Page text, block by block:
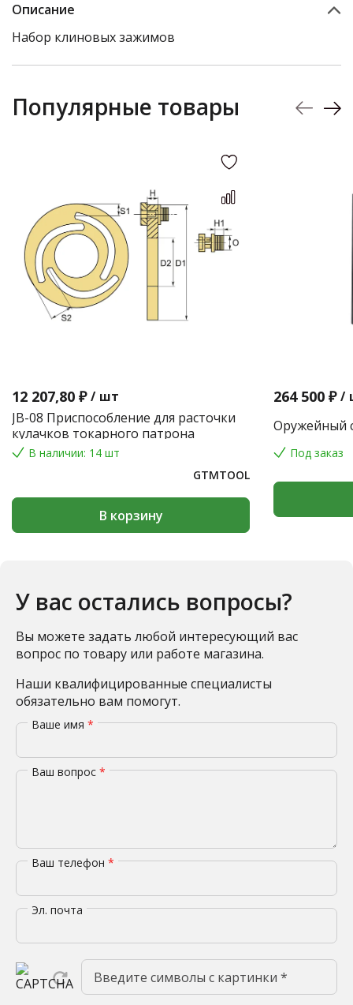
Описание
Набор клиновых зажимов
Популярные товары
12 207,80 ₽ / шт
JB-08 Приспособление для расточки
кулачков токарного патрона
В наличии: 14 шт
GTMTOOL
В корзину
264 500 ₽ /
Оружейный
Под заказ
У вас остались вопросы?
Вы можете задать любой интересующий вас
вопрос по товару или работе магазина.
Наши квалифицированные специалисты
обязательно вам помогут.
Ваше имя *
Ваш вопрос *
Ваш телефон *
Эл. почта